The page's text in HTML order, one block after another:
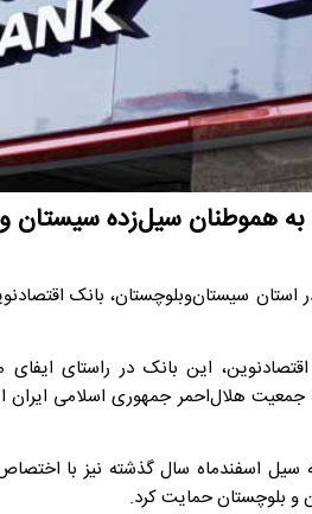
هموطنان سیل‌زده سیستان‌
استان سیستان‌و‌بلوچستان، بانک
این بانک در راستای
هلال‌احمر جمهوری اسلامی ایران
اسفندماه سال گذشته نیز با
و بلوچستان حمایت کرد.